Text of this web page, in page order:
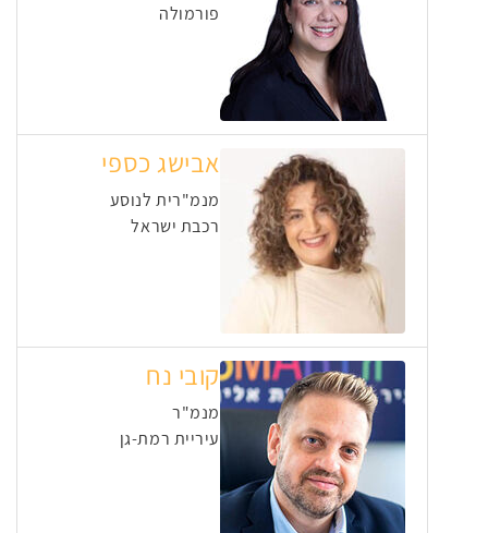
פורמולה
אבישג כספי
מנמ"רית לנוסע
רכבת ישראל
קובי נח
מנמ"ר
עיריית רמת-גן